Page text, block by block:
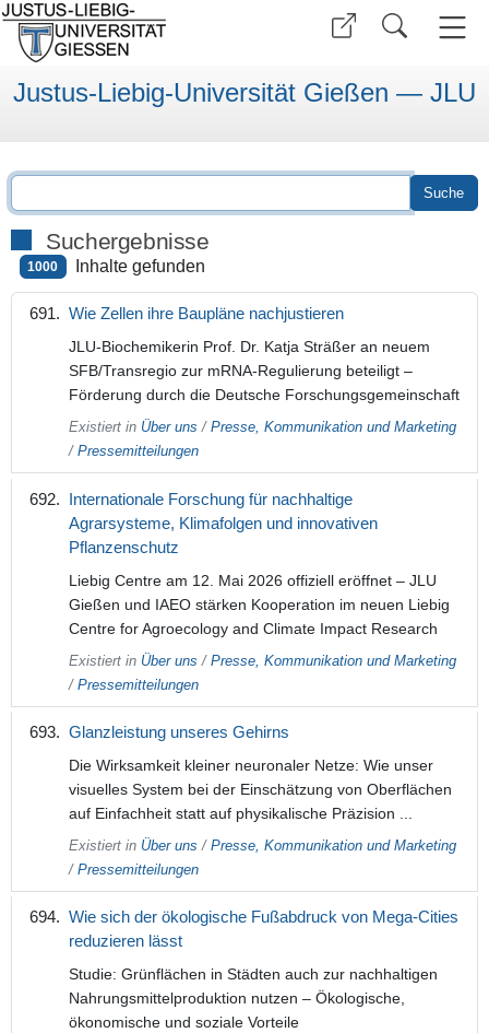
Justus-Liebig-Universität Gießen — JLU
Suchergebnisse
1000 Inhalte gefunden
Wie Zellen ihre Baupläne nachjustieren
JLU-Biochemikerin Prof. Dr. Katja Sträßer an neuem
SFB/Transregio zur mRNA-Regulierung beteiligt –
Förderung durch die Deutsche Forschungsgemeinschaft
Existiert in Über uns / Presse, Kommunikation und Marketing
/ Pressemitteilungen
Internationale Forschung für nachhaltige
Agrarsysteme, Klimafolgen und innovativen
Pflanzenschutz
Liebig Centre am 12. Mai 2026 offiziell eröffnet – JLU
Gießen und IAEO stärken Kooperation im neuen Liebig
Centre for Agroecology and Climate Impact Research
Existiert in Über uns / Presse, Kommunikation und Marketing
/ Pressemitteilungen
Glanzleistung unseres Gehirns
Die Wirksamkeit kleiner neuronaler Netze: Wie unser
visuelles System bei der Einschätzung von Oberflächen
auf Einfachheit statt auf physikalische Präzision ...
Existiert in Über uns / Presse, Kommunikation und Marketing
/ Pressemitteilungen
Wie sich der ökologische Fußabdruck von Mega-Cities
reduzieren lässt
Studie: Grünflächen in Städten auch zur nachhaltigen
Nahrungsmittelproduktion nutzen – Ökologische,
ökonomische und soziale Vorteile